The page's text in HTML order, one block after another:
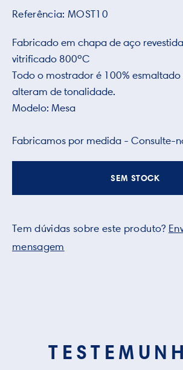
Referência: MOST10
Fabricado em chapa de aço
vitrificado 800ºC
Todo o mostrador é 100% esmaltado
alteram de tonalidade.
Modelo: Mesa
Fabricamos por medida - Consulte-
SEM STOCK
Tem dúvidas sobre este produto?
mensagem